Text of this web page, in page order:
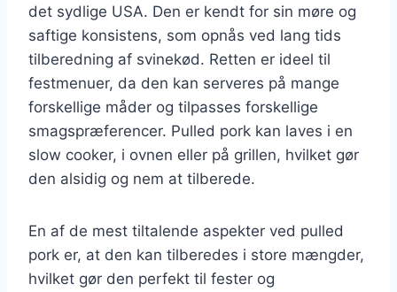
det sydlige USA. Den er kendt for sin møre og
saftige konsistens, som opnås ved lang tids
tilberedning af svinekød. Retten er ideel til
festmenuer, da den kan serveres på mange
forskellige måder og tilpasses forskellige
smagspræferencer. Pulled pork kan laves i en
slow cooker, i ovnen eller på grillen, hvilket gør
den alsidig og nem at tilberede.
En af de mest tiltalende aspekter ved pulled
pork er, at den kan tilberedes i store mængder,
hvilket gør den perfekt til fester og